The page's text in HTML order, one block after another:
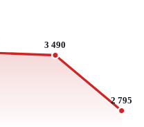
3 490
2 795